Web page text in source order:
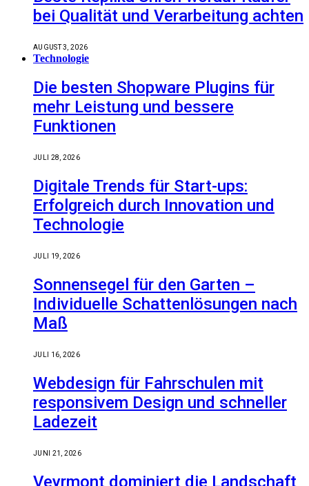
bei Qualität und Verarbeitung achten
AUGUST 3, 2026
Technologie
Die besten Shopware Plugins für
mehr Leistung und bessere
Funktionen
JULI 28, 2026
Digitale Trends für Start-ups:
Erfolgreich durch Innovation und
Technologie
JULI 19, 2026
Sonnensegel für den Garten –
Individuelle Schattenlösungen nach
Maß
JULI 16, 2026
Webdesign für Fahrschulen mit
responsivem Design und schneller
Ladezeit
JUNI 21, 2026
Veyrmont dominiert die Landschaft